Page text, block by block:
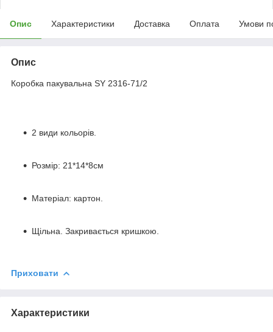
Опис Характеристики Доставка Оплата Умови
Опис
Коробка пакувальна SY 2316-71/2
2 види кольорів.
Розмір: 21*14*8см
Матеріал: картон.
Щільна. Закривається кришкою.
Приховати
Характеристики